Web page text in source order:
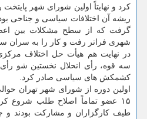
کرد و نهایتاً اولین شورای شهر پایتخت
ریشه آن اختلافات سیاسی و جناحی
گرفت که از سطح مشکلات بین
شهری فراتر رفت و کار را به سران
در نهایت هم هیأت حل اختلاف
سه قوه، رأی انحلال نخستین شو رأی
کشمکش های سیاسی صادر کرد.
۱۵ عضو تماماً اصلاح طلب شروع
طیف کارگزاران و مشارکت بودند